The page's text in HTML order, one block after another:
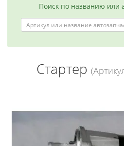
Поиск по названию или
Стартер